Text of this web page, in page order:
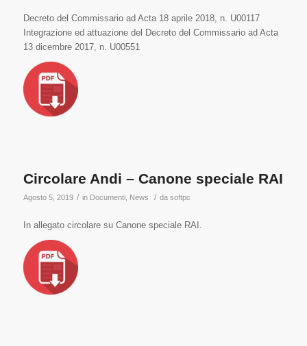
Decreto del Commissario ad Acta 18 aprile 2018, n. U00117
Integrazione ed attuazione del Decreto del Commissario ad Acta
13 dicembre 2017, n. U00551
Circolare Andi – Canone speciale RAI
Agosto 5, 2019 / in Documenti, News / da softpc
In allegato circolare su Canone speciale RAI.